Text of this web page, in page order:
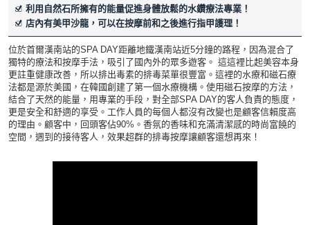
利用自然石所擁有的能量促進身體放鬆的水鑽療法專業！
店內有美甲沙龍，可以在按摩前和之後進行指甲護理！
位於首爾漢南站的SPA DAY距離地鐵漢南站近5分鐘的路程，因為混合了
獨特的療法和按摩手法，吸引了國內外的眾多遊客。 這這裡比起美容本身
更註重健康改善，所以排出毒素的排毒菜單很豐富。這裡的水療和磁石療
法都是源於美國，在韓國創建了第一個水療機構。使用磁石按摩的方法，
結合了天然的能量，用專業的手段，對全部SPA DAY的客人負責的態度，
更是安全和舒適的享受。工作人員的每個人都沒有改變也是顧客信賴度高
的理由。顧客中，回頭客佔90%。香氛的香味和充滿清潔感的時尚富饒的
空間，週到的接待客人，效果超群的排毒按摩讓顧客還想再來！